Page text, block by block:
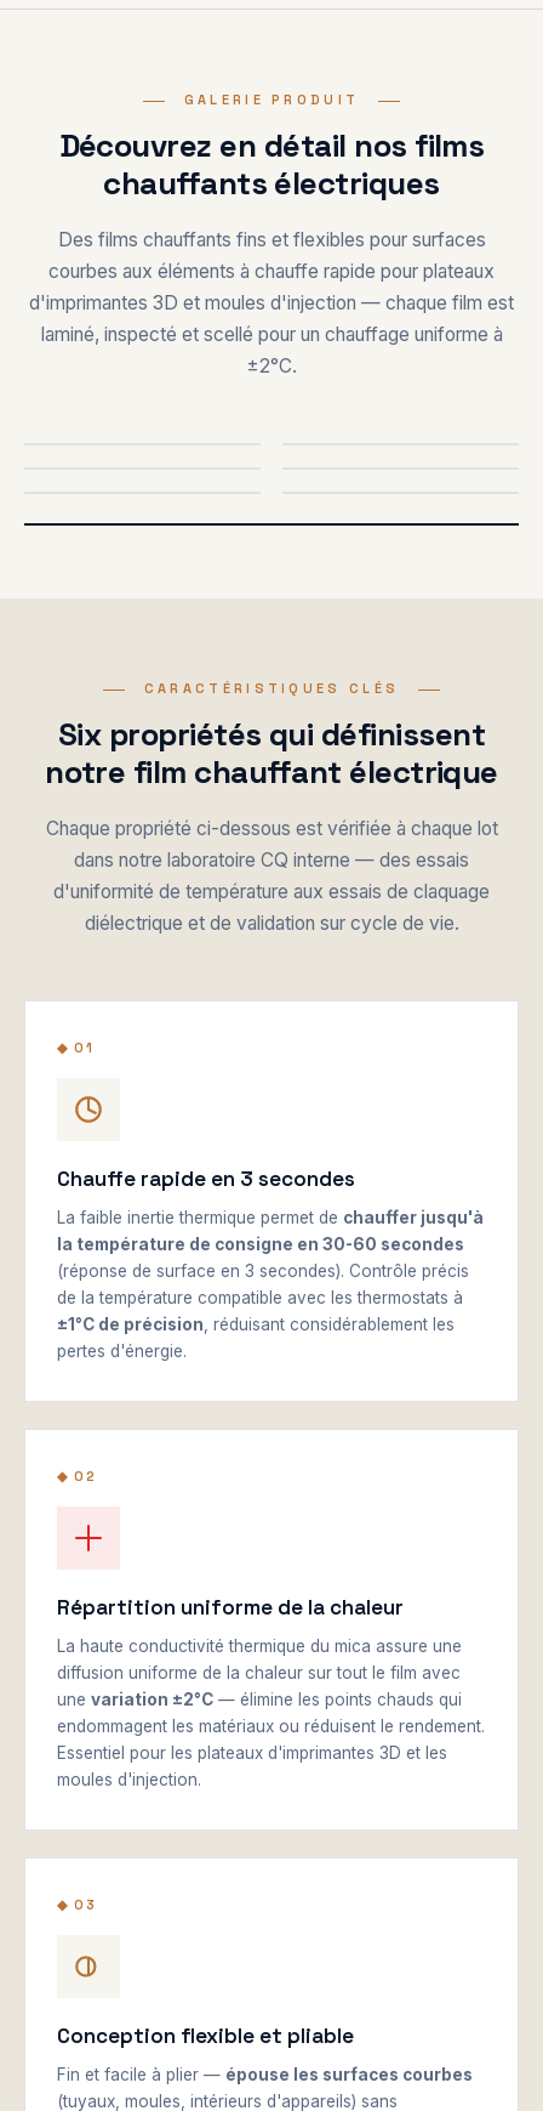
GALERIE PRODUIT
Découvrez en détail nos films
chauffants électriques
Des films chauffants fins et flexibles pour surfaces
courbes aux éléments à chauffe rapide pour plateaux
d'imprimantes 3D et moules d'injection — chaque film est
laminé, inspecté et scellé pour un chauffage uniforme à
±2°C.
D'IMPRIMANTE 3D
À RIZ
CUSTOM SIZES SIÈGE AUTOMOBILE
CARACTÉRISTIQUES CLÉS
Six propriétés qui définissent
notre film chauffant électrique
Chaque propriété ci-dessous est vérifiée à chaque lot
dans notre laboratoire CQ interne — des essais
d'uniformité de température aux essais de claquage
diélectrique et de validation sur cycle de vie.
◆ 01
Chauffe rapide en 3 secondes
La faible inertie thermique permet de chauffer jusqu'à
la température de consigne en 30-60 secondes
(réponse de surface en 3 secondes). Contrôle précis
de la température compatible avec les thermostats à
±1°C de précision , réduisant considérablement les
pertes d'énergie.
◆ 02
Répartition uniforme de la chaleur
La haute conductivité thermique du mica assure une
diffusion uniforme de la chaleur sur tout le film avec
une variation ±2°C — élimine les points chauds qui
endommagent les matériaux ou réduisent le rendement.
Essentiel pour les plateaux d'imprimantes 3D et les
moules d'injection.
◆ 03
Conception flexible et pliable
Fin et facile à plier — épouse les surfaces courbes
(tuyaux, moules, intérieurs d'appareils) sans